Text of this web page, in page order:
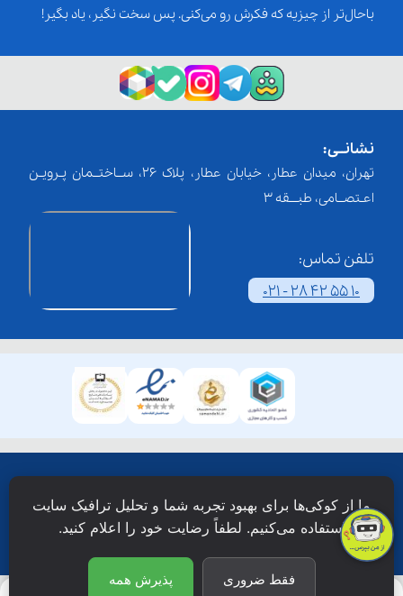
باحال‌تر از چیزیه که فکرش رو می‌کنی. پس سخت نگیر، یاد بگیر!
نشانــی:
تهران، میدان عطار، خیابان عطار، پلاک 26، ســاختــمان پـرویـن
اعـتصــامی، طبـــقه 3
تلفن تماس:
021 - 28 42 55 10
دانش نویان محفوظ است.
ما از کوکی‌ها برای بهبود تجربه شما و تحلیل ترافیک سایت
استفاده می‌کنیم. لطفاً رضایت خود را اعلام کنید.
فقط ضروری پذیرش همه